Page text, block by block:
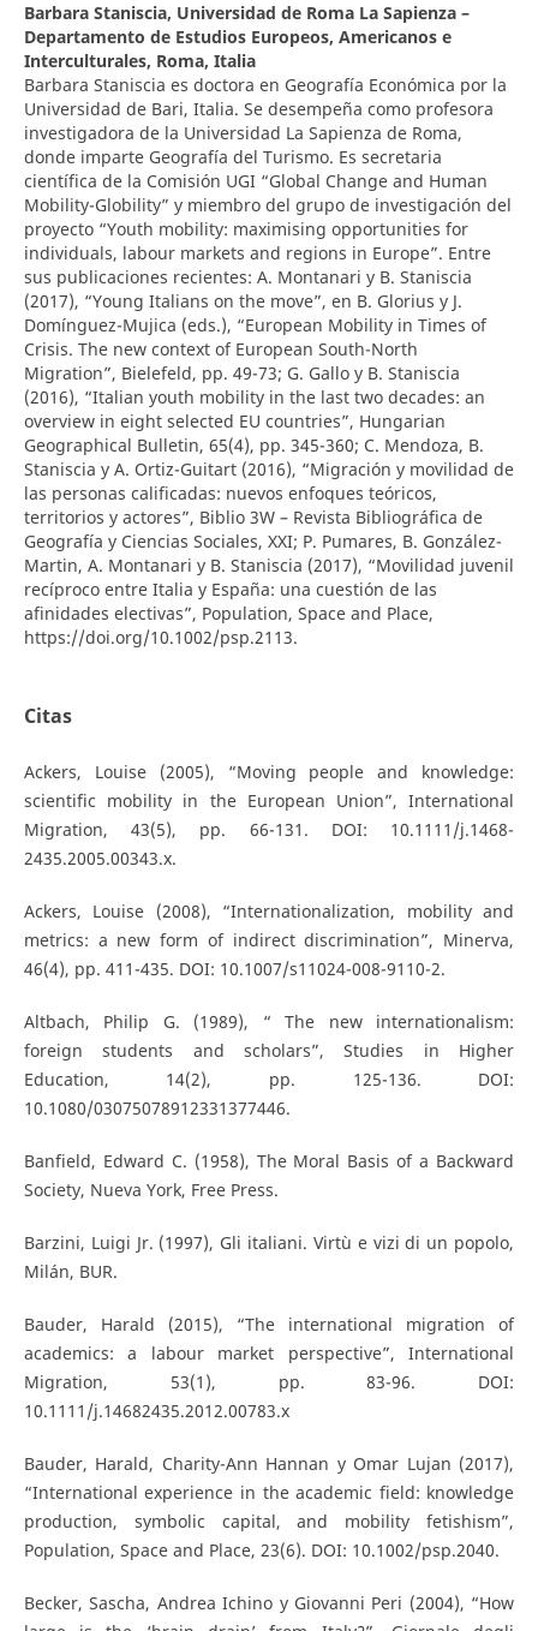
Barbara Staniscia, Universidad de Roma La Sapienza –
Departamento de Estudios Europeos, Americanos e
Interculturales, Roma, Italia
Barbara Staniscia es doctora en Geografía Económica por la
Universidad de Bari, Italia. Se desempeña como profesora
investigadora de la Universidad La Sapienza de Roma,
donde imparte Geografía del Turismo. Es secretaria
científica de la Comisión UGI “Global Change and Human
Mobility-Globility” y miembro del grupo de investigación del
proyecto “Youth mobility: maximising opportunities for
individuals, labour markets and regions in Europe”. Entre
sus publicaciones recientes: A. Montanari y B. Staniscia
(2017), “Young Italians on the move”, en B. Glorius y J.
Domínguez-Mujica (eds.), “European Mobility in Times of
Crisis. The new context of European South-North
Migration”, Bielefeld, pp. 49-73; G. Gallo y B. Staniscia
(2016), “Italian youth mobility in the last two decades: an
overview in eight selected EU countries”, Hungarian
Geographical Bulletin, 65(4), pp. 345-360; C. Mendoza, B.
Staniscia y A. Ortiz-Guitart (2016), “Migración y movilidad de
las personas calificadas: nuevos enfoques teóricos,
territorios y actores”, Biblio 3W – Revista Bibliográfica de
Geografía y Ciencias Sociales, XXI; P. Pumares, B. González-
Martin, A. Montanari y B. Staniscia (2017), “Movilidad juvenil
recíproco entre Italia y España: una cuestión de las
afinidades electivas”, Population, Space and Place,
https://doi.org/10.1002/psp.2113.
Citas
Ackers, Louise (2005), “Moving people and knowledge:
scientific mobility in the European Union”, International
Migration, 43(5), pp. 66-131. DOI: 10.1111/j.1468-
2435.2005.00343.x.
Ackers, Louise (2008), “Internationalization, mobility and
metrics: a new form of indirect discrimination”, Minerva,
46(4), pp. 411-435. DOI: 10.1007/s11024-008-9110-2.
Altbach, Philip G. (1989), “ The new internationalism:
foreign students and scholars”, Studies in Higher
Education, 14(2), pp. 125-136. DOI:
10.1080/03075078912331377446.
Banfield, Edward C. (1958), The Moral Basis of a Backward
Society, Nueva York, Free Press.
Barzini, Luigi Jr. (1997), Gli italiani. Virtù e vizi di un popolo,
Milán, BUR.
Bauder, Harald (2015), “The international migration of
academics: a labour market perspective”, International
Migration, 53(1), pp. 83-96. DOI:
10.1111/j.14682435.2012.00783.x
Bauder, Harald, Charity-Ann Hannan y Omar Lujan (2017),
“International experience in the academic field: knowledge
production, symbolic capital, and mobility fetishism”,
Population, Space and Place, 23(6). DOI: 10.1002/psp.2040.
Becker, Sascha, Andrea Ichino y Giovanni Peri (2004), “How